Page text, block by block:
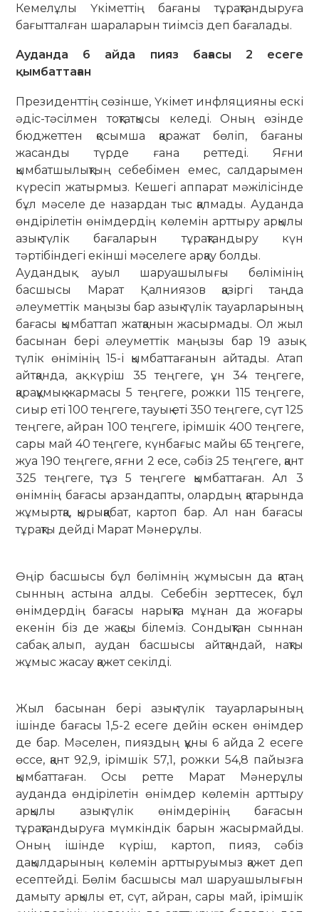
Кемелұлы Үкіметтің бағаны тұрақтандыруға
бағытталған шараларын тиімсіз деп бағалады.
Ауданда 6 айда пияз бағасы 2 есеге
қымбаттаған
Президенттің сөзінше, Үкімет инфляцияны ескі
әдіс-тәсілмен тоқтатқысы келеді. Оның өзінде
бюджеттен қосымша қаражат бөліп, бағаны
жасанды түрде ғана реттеді. Яғни
қымбатшылықтың себебімен емес, салдарымен
күресіп жатырмыз. Кешегі аппарат мәжілісінде
бұл мәселе де назардан тыс қалмады. Ауданда
өндірілетін өнімдердің көлемін арттыру арқылы
азық-түлік бағаларын тұрақтандыру күн
тәртібіндегі екінші мәселеге арқау болды.
Аудандық ауыл шаруашылығы бөлімінің
басшысы Марат Қалниязов қазіргі таңда
әлеуметтік маңызы бар азық-түлік тауарларының
бағасы қымбаттап жатқанын жасырмады. Ол жыл
басынан бері әлеуметтік маңызы бар 19 азық-
түлік өнімінің 15-і қымбаттағанын айтады. Атап
айтқанда, ақ күріш 35 теңгеге, ұн 34 теңгеге,
қарақұмық жармасы 5 теңгеге, рожки 115 теңгеге,
сиыр еті 100 теңгеге, тауық еті 350 теңгеге, сүт 125
теңгеге, айран 100 теңгеге, ірімшік 400 теңгеге,
сары май 40 теңгеге, күнбағыс майы 65 теңгеге,
жуа 190 теңгеге, яғни 2 есе, сәбіз 25 теңгеге, қант
325 теңгеге, тұз 5 теңгеге қымбаттаған. Ал 3
өнімнің бағасы арзандапты, олардың қатарында
жұмыртқа, қырыққабат, картоп бар. Ал нан бағасы
тұрақты дейді Марат Мәнерұлы.
Өңір басшысы бұл бөлімнің жұмысын да қатаң
сынның астына алды. Себебін зерттесек, бұл
өнімдердің бағасы нарықта мұнан да жоғары
екенін біз де жақсы білеміз. Сондықтан сыннан
сабақ алып, аудан бас­шысы айтқандай, нақты
жұмыс жасау қажет секілді.
Жыл басынан бері азық-түлік тауар­ларының
ішінде бағасы 1,5-2 есеге дейін өскен өнімдер
де бар. Мәселен, пияздың құны 6 айда 2 есеге
өссе, қант 92,9, ірімшік 57,1, рожки 54,8 пайызға
қымбаттаған. Осы ретте Марат Мәнерұлы
ауданда өндірілетін өнімдер көлемін арттыру
арқылы азық-түлік өнімдерінің бағасын
тұрақтандыруға мүмкіндік барын жасырмайды.
Оның ішінде күріш, картоп, пияз, сәбіз
дақылдарының кө­лемін арттыруымыз қажет деп
есептейді. Бөлім басшысы мал шаруашылығын
дамыту арқылы ет, сүт, айран, сары май, ірімшік